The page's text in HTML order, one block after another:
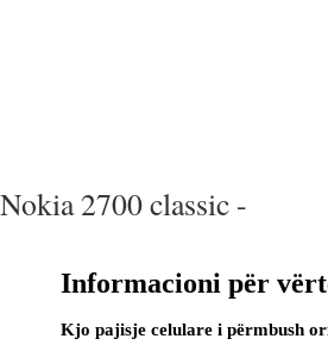
Nokia 2700 classic -
Informacioni për
Kjo pajisje celulare i përmbush